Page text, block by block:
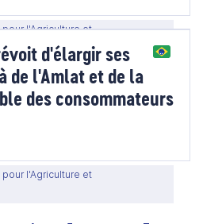
l'Agriculture et
d'élargir ses
de l'Amlat et de la
des consommateurs
l'Agriculture et